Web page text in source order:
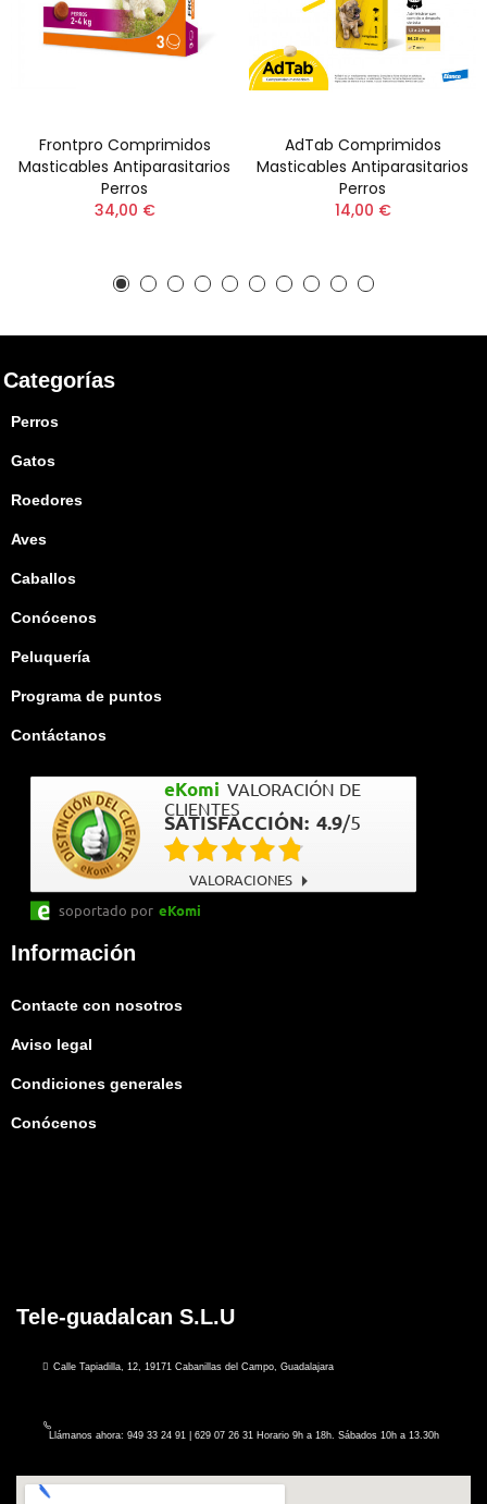
Frontpro Comprimidos
Masticables Antiparasitarios
Perros
34,00 €
AdTab Comprimidos
Masticables Antiparasitarios
Perros
14,00 €
Categorías
Perros
Gatos
Roedores
Aves
Caballos
Conócenos
Peluquería
Programa de puntos
Contáctanos
eKomi VALORACIÓN DE
CLIENTES
SATISFACCIÓN: 4.9/5
VALORACIONES
soportado por eKomi
Información
Contacte con nosotros
Aviso legal
Condiciones generales
Conócenos
Tele-guadalcan S.L.U
Calle Tapiadilla, 12, 19171 Cabanillas del Campo, Guadalajara
Llámanos ahora: 949 33 24 91 | 629 07 26 31 Horario 9h a 18h. Sábados 10h a 13.30h